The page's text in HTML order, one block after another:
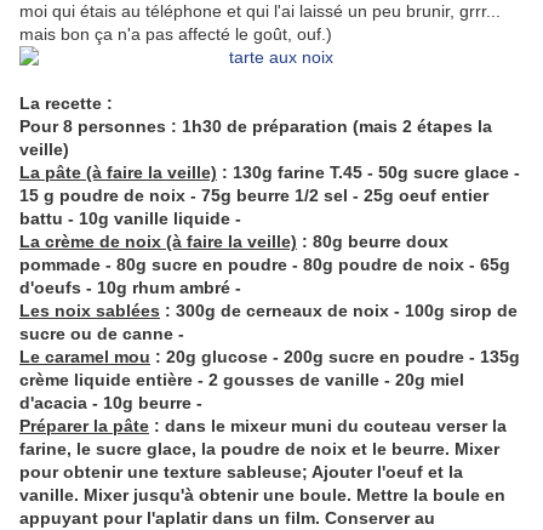
moi qui étais au téléphone et qui l'ai laissé un peu brunir, grrr...
mais bon ça n'a pas affecté le goût, ouf.)
La recette :
Pour 8 personnes : 1h30 de préparation (mais 2 étapes la
veille)
La pâte (à faire la veille) : 130g farine T.45 - 50g sucre glace -
15 g poudre de noix - 75g beurre 1/2 sel - 25g oeuf entier
battu - 10g vanille liquide -
La crème de noix (à faire la veille) : 80g beurre doux
pommade - 80g sucre en poudre - 80g poudre de noix - 65g
d'oeufs - 10g rhum ambré -
Les noix sablées : 300g de cerneaux de noix - 100g sirop de
sucre ou de canne -
Le caramel mou : 20g glucose - 200g sucre en poudre - 135g
crème liquide entière - 2 gousses de vanille - 20g miel
d'acacia - 10g beurre -
Préparer la pâte : dans le mixeur muni du couteau verser la
farine, le sucre glace, la poudre de noix et le beurre. Mixer
pour obtenir une texture sableuse; Ajouter l'oeuf et la
vanille. Mixer jusqu'à obtenir une boule. Mettre la boule en
appuyant pour l'aplatir dans un film. Conserver au